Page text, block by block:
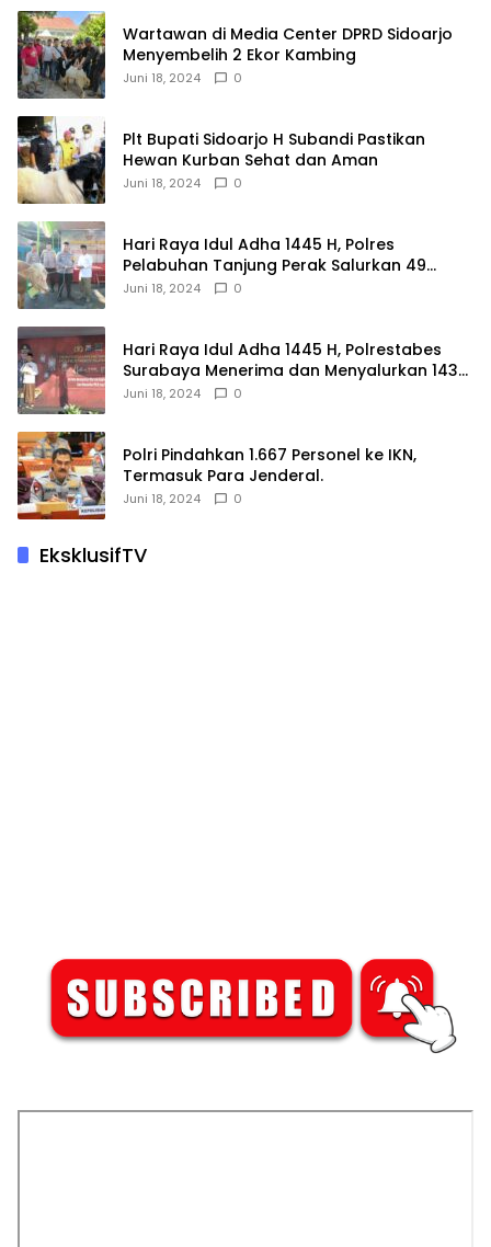
Wartawan di Media Center DPRD Sidoarjo
Menyembelih 2 Ekor Kambing
Juni 18, 2024 0
Plt Bupati Sidoarjo H Subandi Pastikan
Hewan Kurban Sehat dan Aman
Juni 18, 2024 0
Hari Raya Idul Adha 1445 H, Polres
Pelabuhan Tanjung Perak Salurkan 49
Hewan Korban.
Juni 18, 2024 0
Hari Raya Idul Adha 1445 H, Polrestabes
Surabaya Menerima dan Menyalurkan 143
Hewan Kurban
Juni 18, 2024 0
Polri Pindahkan 1.667 Personel ke IKN,
Termasuk Para Jenderal.
Juni 18, 2024 0
EksklusifTV